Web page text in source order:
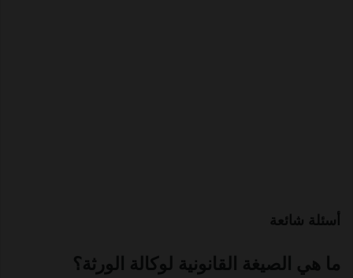
أسئلة شائعة
ما هي الصيغة القانونية لوكالة الورثة؟